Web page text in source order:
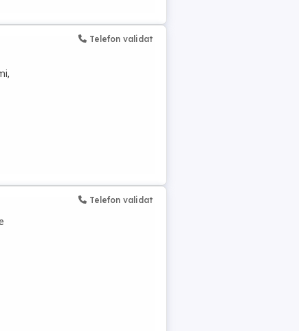
Telefon validat
Telefon validat